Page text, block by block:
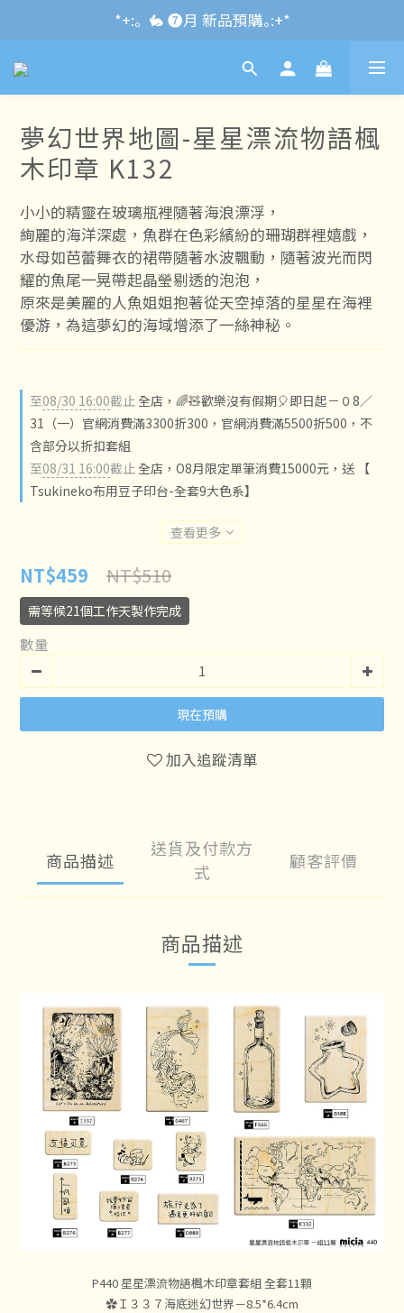
*+:｡\new / !🌌 官網消費滿千折百~RUN~:+*
*+:｡  🐇 ❼月 新品預購｡:+*
*+:｡     ❼月活動公告｡:+*
*+:｡\new / !🌌 官網消費滿千折百~RUN~:+*
夢幻世界地圖-星星漂流物語楓
木印章 K132
小小的精靈在玻璃瓶裡隨著海浪漂浮，
絢麗的海洋深處，魚群在色彩繽紛的珊瑚群裡嬉戲，
水母如芭蕾舞衣的裙帶隨著水波飄動，隨著波光而閃
耀的魚尾一晃帶起晶瑩剔透的泡泡，
原來是美麗的人魚姐姐抱著從天空掉落的星星在海裡
優游，為這夢幻的海域增添了一絲神秘。
至08/30 16:00截止全店，🌈🧸歡樂沒有假期🎈即日起－０8／
31（一）官網消費滿3300折300，官網消費滿5500折500，不
含部分以折扣套組
至08/31 16:00截止全店，O8月限定單筆消費15000元，送 【
Tsukineko布用豆子印台-全套9大色系】
查看更多
NT$459 NT$510
需等候21個工作天製作完成
數量
現在預購
加入追蹤清單
商品描述
送貨及付款方
式
顧客評價
商品描述
P440 星星漂流物語楓木印章套組 全套11顆
✿Ｉ３３７海底迷幻世界－8.5*6.4cm